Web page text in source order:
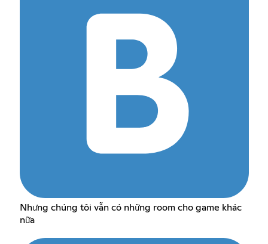
Nhưng chúng tôi vẫn có những room cho game khác
nữa